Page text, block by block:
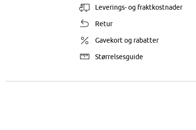
Leverings- og fraktkostnader
Retur
Gavekort og rabatter
Størrelsesguide